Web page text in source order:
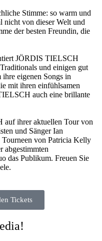
Stimme: so warm und
nicht von dieser Welt und
der besten Freundin, die
JÖRDIS TIELSCH
und einigen gut
eigenen Songs in
mit ihren einfühlsamen
auch eine brillante
ihrer aktuellen Tour von
und Sänger Ian
von Patricia Kelly
abgestimmten
das Publikum. Freuen Sie
Tickets